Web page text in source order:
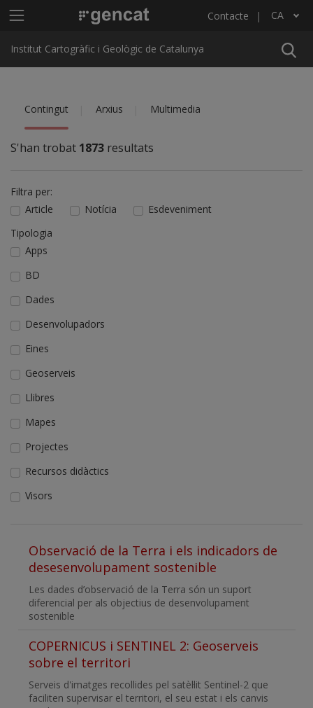
Menú principal ICGC Contacte CA
Llista les accions addicionals
Institut Cartogràfic i Geològic de Catalunya
Contingut Arxius Multimedia
S'han trobat 1873 resultats
Filtra per:
Article
Notícia
Esdeveniment
Tipologia
Apps
BD
Dades
Desenvolupadors
Eines
Geoserveis
Llibres
Mapes
Projectes
Recursos didàctics
Visors
Observació de la Terra i els indicadors de
desesenvolupament sostenible
Les dades d’observació de la Terra són un suport
diferencial per als objectius de desenvolupament
sostenible
COPERNICUS i SENTINEL 2: Geoserveis
sobre el territori
Serveis d'imatges recollides pel satèl·lit Sentinel-2 que
faciliten supervisar el territori, el seu estat i els canvis